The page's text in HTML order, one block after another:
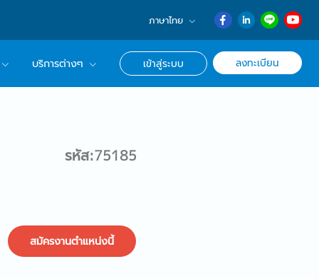
ภาษาไทย
English
日本語
บริการต่างๆ เข้าสู่ระบบ ลงทะเบียน
รหัส:75185
สมัครงานตำแหน่งนี้